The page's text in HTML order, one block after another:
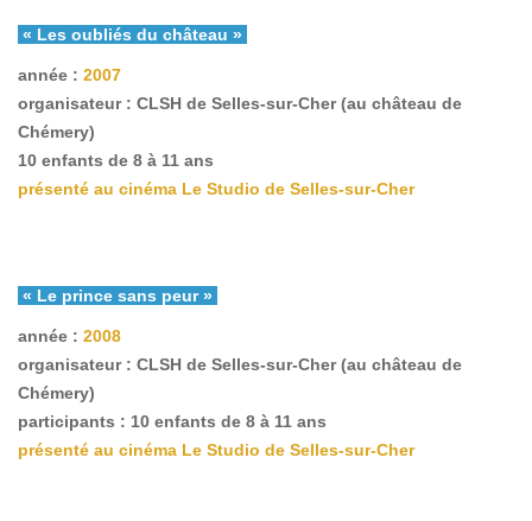
« Les oubliés du château »
année : 2007
organisateur : CLSH de Selles-sur-Cher (au château de
Chémery)
10 enfants de 8 à 11 ans
présenté au cinéma Le Studio de Selles-sur-Cher
« Le prince sans peur »
année : 2008
organisateur : CLSH de Selles-sur-Cher (au château de
Chémery)
participants : 10 enfants de 8 à 11 ans
présenté au cinéma Le Studio de Selles-sur-Cher